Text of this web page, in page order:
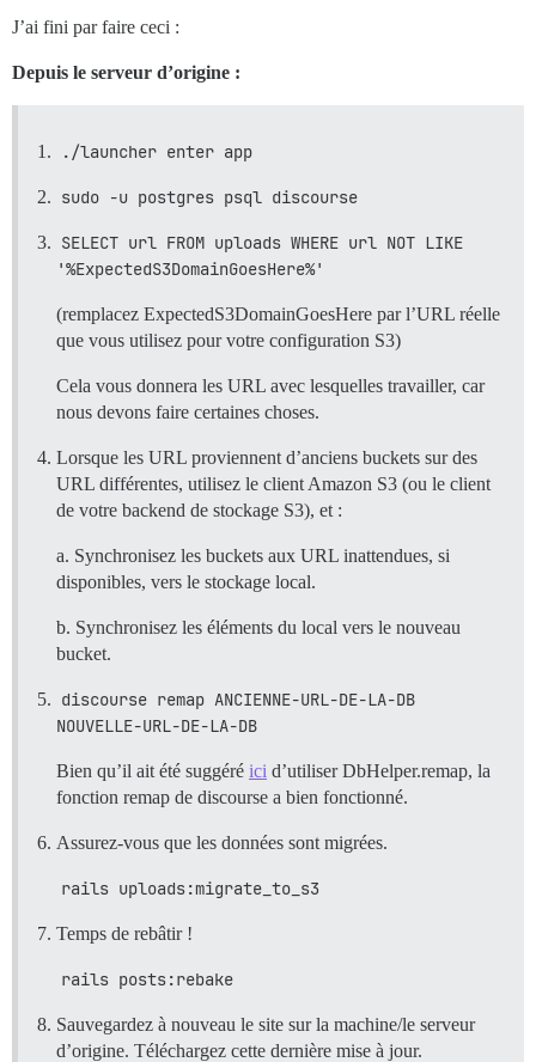
J’ai fini par faire ceci :
Depuis le serveur d’origine :
./launcher enter app
sudo -u postgres psql discourse
SELECT url FROM uploads WHERE url NOT LIKE
'%ExpectedS3DomainGoesHere%'
(remplacez ExpectedS3DomainGoesHere par l’URL réelle
que vous utilisez pour votre configuration S3)
Cela vous donnera les URL avec lesquelles travailler, car
nous devons faire certaines choses.
Lorsque les URL proviennent d’anciens buckets sur des
URL différentes, utilisez le client Amazon S3 (ou le client
de votre backend de stockage S3), et :
a. Synchronisez les buckets aux URL inattendues, si
disponibles, vers le stockage local.
b. Synchronisez les éléments du local vers le nouveau
bucket.
discourse remap ANCIENNE-URL-DE-LA-DB
NOUVELLE-URL-DE-LA-DB
Bien qu’il ait été suggéré ici d’utiliser DbHelper.remap, la
fonction remap de discourse a bien fonctionné.
Assurez-vous que les données sont migrées.
rails uploads:migrate_to_s3
Temps de rebâtir !
rails posts:rebake
Sauvegardez à nouveau le site sur la machine/le serveur
d’origine. Téléchargez cette dernière mise à jour.